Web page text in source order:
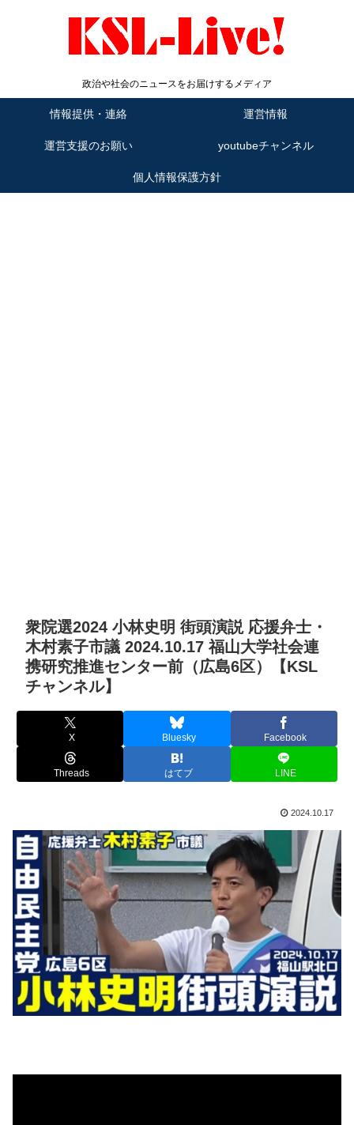
政治や社会のニュースをお届けするメディア
情報提供・連絡 運営情報
運営支援のお願い youtubeチャンネル
個人情報保護方針
衆院選2024 小林史明 街頭演説 応援弁士・
木村素子市議 2024.10.17 福山大学社会連
携研究推進センター前（広島6区）【KSL
チャンネル】
X Bluesky Facebook
Threads はてブ LINE
2024.10.17